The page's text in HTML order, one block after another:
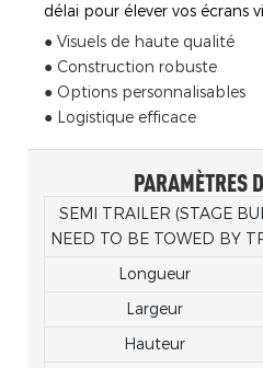
délai pour élever vos écrans
● Visuels de haute qualité
● Construction robuste
● Options personnalisables
● Logistique efficace
PARAMÈTRES
SEMI TRAILER (STAGE
NEED TO BE TOWED BY
Longueur
Largeur
Hauteur